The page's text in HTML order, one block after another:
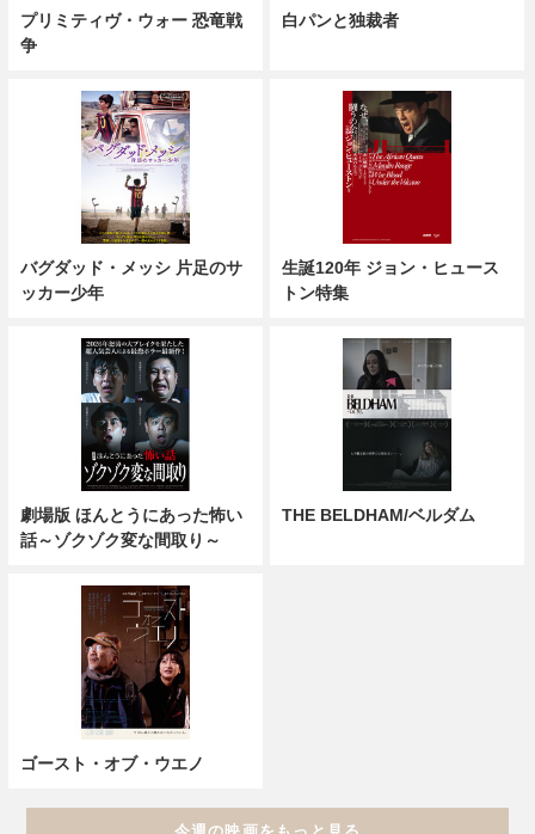
プリミティヴ・ウォー 恐竜戦
争
白パンと独裁者
バグダッド・メッシ 片足のサ
ッカー少年
生誕120年 ジョン・ヒュース
トン特集
劇場版 ほんとうにあった怖い
話～ゾクゾク変な間取り～
THE BELDHAM/ベルダム
ゴースト・オブ・ウエノ